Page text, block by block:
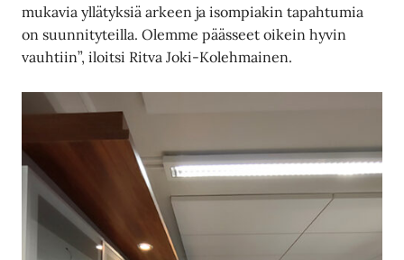
mukavia yllätyksiä arkeen ja isompiakin tapahtumia
on suunnityteilla. Olemme päässeet oikein hyvin
vauhtiin”, iloitsi Ritva Joki-Kolehmainen.